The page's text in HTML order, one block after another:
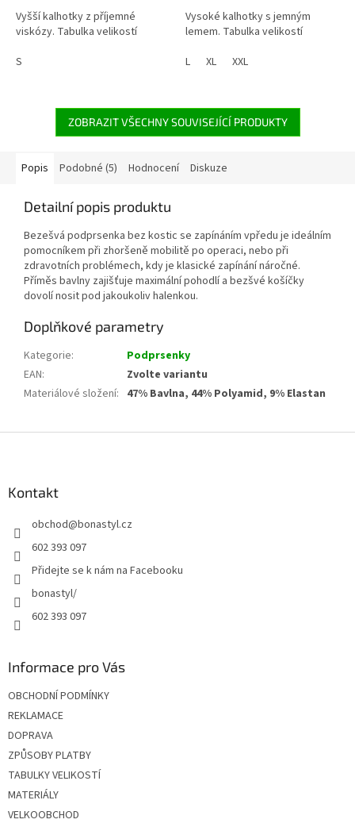
Vyšší kalhotky z příjemné
viskózy. Tabulka velikostí
S
Vysoké kalhotky s jemným
lemem. Tabulka velikostí
L
XL XXL
ZOBRAZIT VŠECHNY SOUVISEJÍCÍ PRODUKTY
Popis Podobné (5) Hodnocení Diskuze
Detailní popis produktu
Bezešvá podprsenka bez kostic se zapínáním vpředu je ideálním
pomocníkem při zhoršeně mobilitě po operaci, nebo při
zdravotních problémech, kdy je klasické zapínání náročné.
Příměs bavlny zajišťuje maximální pohodlí a bezšvé košíčky
dovolí nosit pod jakoukoliv halenkou.
Doplňkové parametry
Kategorie:
Podprsenky
EAN:
Zvolte variantu
Materiálové složení: 47% Bavlna, 44% Polyamid, 9% Elastan
Kontakt
obchod@bonastyl.cz
602 393 097
Přidejte se k nám na Facebooku
bonastyl/
602 393 097
Informace pro Vás
OBCHODNÍ PODMÍNKY
REKLAMACE
DOPRAVA
ZPŮSOBY PLATBY
TABULKY VELIKOSTÍ
MATERIÁLY
VELKOOBCHOD